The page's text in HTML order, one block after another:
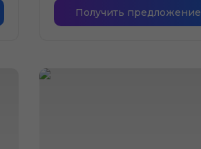
Получить предложение